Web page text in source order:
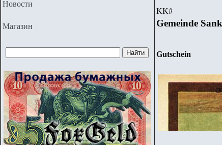
Новости
Магазин
KK#
Gemeinde
Gutschein